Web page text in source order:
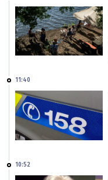
11:40
10:52